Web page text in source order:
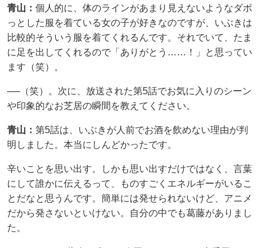
青山： 個人的に、体のラインがあまり見えないようなダボ
っとした服を着ている女の子が好きなのですが、いぶきは
比較的そういう服を着てくれるんです。それでいて、たま
に足を出してくれるので「ありがとう……！」と思ってい
ます（笑）。
──（笑）。次に、放送された第5話でお気に入りのシーン
や印象的なお芝居の瞬間を教えてください。
青山： 第5話は、いぶきが人前でお酒を飲めない理由が判
明しました。本当にしんどかったです。
辛いことを思い出す。しかも思い出すだけではなく、言葉
にして誰かに伝えるって、ものすごくエネルギーがいるこ
とだなと思うんです。簡単には発せられないけど、アニメ
だから発さないといけない。自分の中でも葛藤がありまし
た。